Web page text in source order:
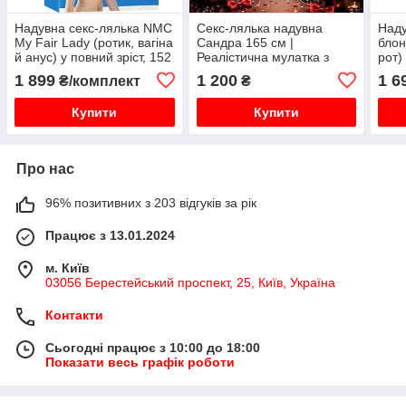
Надувна секс-лялька NMC
My Fair Lady (ротик, вагіна
й анус) у повний зріст, 152
1 899 ₴/комплект
Купити
Секс-лялька надувна
Сандра 165 см |
Реалістична мулатка з
1 200₴
Купити
1
Про нас
96% позитивних з 203 відгуків за рік
Працює з 13.01.2024
м. Київ
03056 Берестейський проспект, 25, Київ, Україна
Контакти
Сьогодні працює з 10:00 до 18:00
Показати весь графік роботи